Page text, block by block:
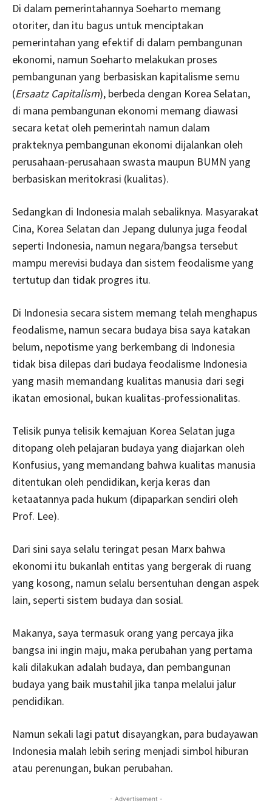
Di dalam pemerintahannya Soeharto memang
otoriter, dan itu bagus untuk menciptakan
pemerintahan yang efektif di dalam pembangunan
ekonomi, namun Soeharto melakukan proses
pembangunan yang berbasiskan kapitalisme semu
(Ersaatz Capitalism), berbeda dengan Korea Selatan,
di mana pembangunan ekonomi memang diawasi
secara ketat oleh pemerintah namun dalam
prakteknya pembangunan ekonomi dijalankan oleh
perusahaan-perusahaan swasta maupun BUMN yang
berbasiskan meritokrasi (kualitas).
Sedangkan di Indonesia malah sebaliknya. Masyarakat
Cina, Korea Selatan dan Jepang dulunya juga feodal
seperti Indonesia, namun negara/bangsa tersebut
mampu merevisi budaya dan sistem feodalisme yang
tertutup dan tidak progres itu.
Di Indonesia secara sistem memang telah menghapus
feodalisme, namun secara budaya bisa saya katakan
belum, nepotisme yang berkembang di Indonesia
tidak bisa dilepas dari budaya feodalisme Indonesia
yang masih memandang kualitas manusia dari segi
ikatan emosional, bukan kualitas-professionalitas.
Telisik punya telisik kemajuan Korea Selatan juga
ditopang oleh pelajaran budaya yang diajarkan oleh
Konfusius, yang memandang bahwa kualitas manusia
ditentukan oleh pendidikan, kerja keras dan
ketaatannya pada hukum (dipaparkan sendiri oleh
Prof. Lee).
Dari sini saya selalu teringat pesan Marx bahwa
ekonomi itu bukanlah entitas yang bergerak di ruang
yang kosong, namun selalu bersentuhan dengan aspek
lain, seperti sistem budaya dan sosial.
Makanya, saya termasuk orang yang percaya jika
bangsa ini ingin maju, maka perubahan yang pertama
kali dilakukan adalah budaya, dan pembangunan
budaya yang baik mustahil jika tanpa melalui jalur
pendidikan.
Namun sekali lagi patut disayangkan, para budayawan
Indonesia malah lebih sering menjadi simbol hiburan
atau perenungan, bukan perubahan.
- Advertisement -